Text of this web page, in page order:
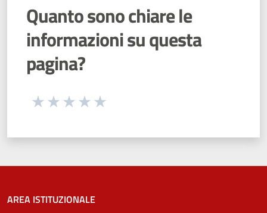
Quanto sono chiare le
informazioni su questa
pagina?
Seleziona una valutazione da 1 a 5 stelle
AREA ISTITUZIONALE